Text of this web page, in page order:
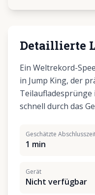
Detaillierte
Ein Weltrekord-
in Jump King, der
Teilaufladesprünge
schnell durch das
Geschätzte
1 min
Gerät
Nicht verfügbar